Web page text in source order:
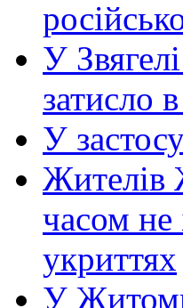
У
затисло
У
Жителів
часом не
укриттях
У